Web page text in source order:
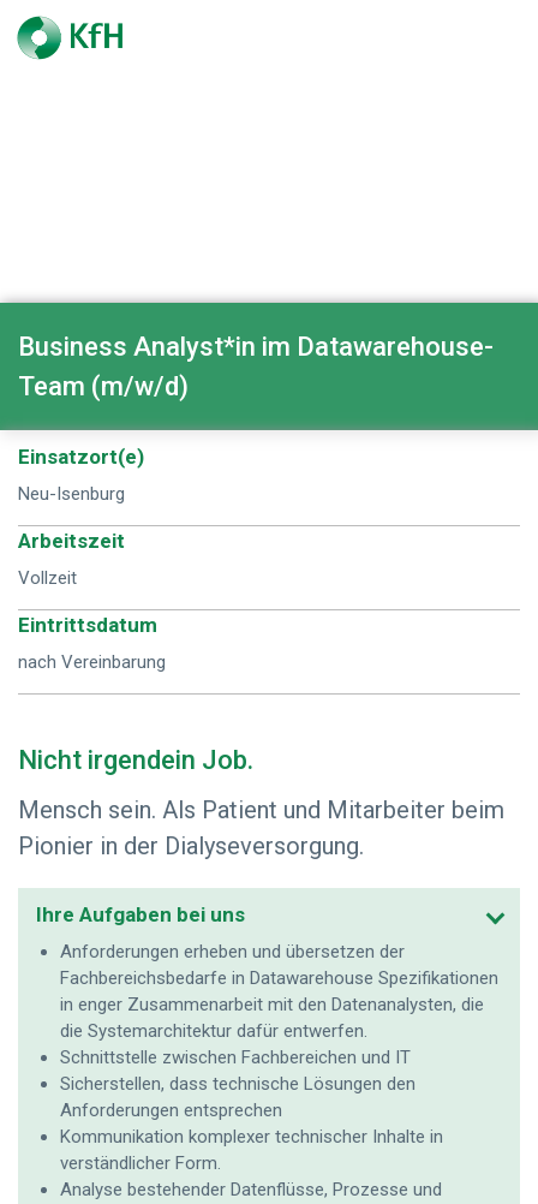
Business Analyst*in im Datawarehouse-
Team (m/w/d)
Einsatzort(e)
Neu-Isenburg
Arbeitszeit
Vollzeit
Eintrittsdatum
nach Vereinbarung
Nicht irgendein Job.
Mensch sein. Als Patient und Mitarbeiter beim
Pionier in der Dialyseversorgung.
Ihre Aufgaben bei uns
Anforderungen erheben und übersetzen der
Fachbereichsbedarfe in Datawarehouse Spezifikationen
in enger Zusammenarbeit mit den Datenanalysten, die
die Systemarchitektur dafür entwerfen.
Schnittstelle zwischen Fachbereichen und IT
Sicherstellen, dass technische Lösungen den
Anforderungen entsprechen
Kommunikation komplexer technischer Inhalte in
verständlicher Form.
Analyse bestehender Datenflüsse, Prozesse und